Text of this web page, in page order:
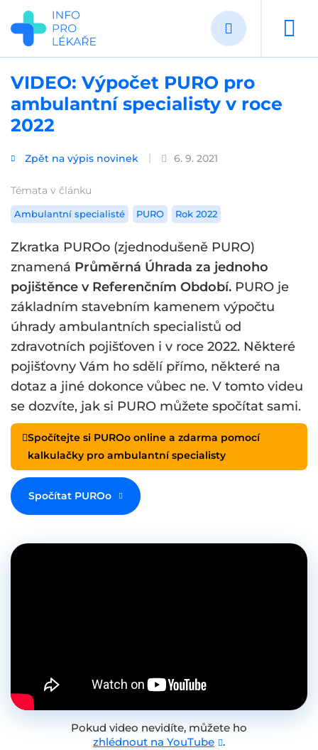
Přejít
hlavnímu
obsahu
VIDEO: Výpočet PURO pro
ambulantní specialisty v roce
2022
Zpět na výpis novinek 6. 9. 2021
Témata v článku
Ambulantní specialisté PURO Rok 2022
Zkratka PUROo (zjednodušeně PURO)
znamená Průměrná Úhrada za jednoho
pojištěnce v Referenčním Období. PURO je
základním stavebním kamenem výpočtu
úhrady ambulantních specialistů od
zdravotních pojišťoven i v roce 2022. Některé
pojišťovny Vám ho sdělí přímo, některé na
dotaz a jiné dokonce vůbec ne. V tomto videu
se dozvíte, jak si PURO můžete spočítat sami.
Spočítejte si PUROo online a zdarma pomocí
kalkulačky pro ambulantní specialisty
Spočítat PUROo
Pokud video nevidíte, můžete ho
zhlédnout na YouTube
.